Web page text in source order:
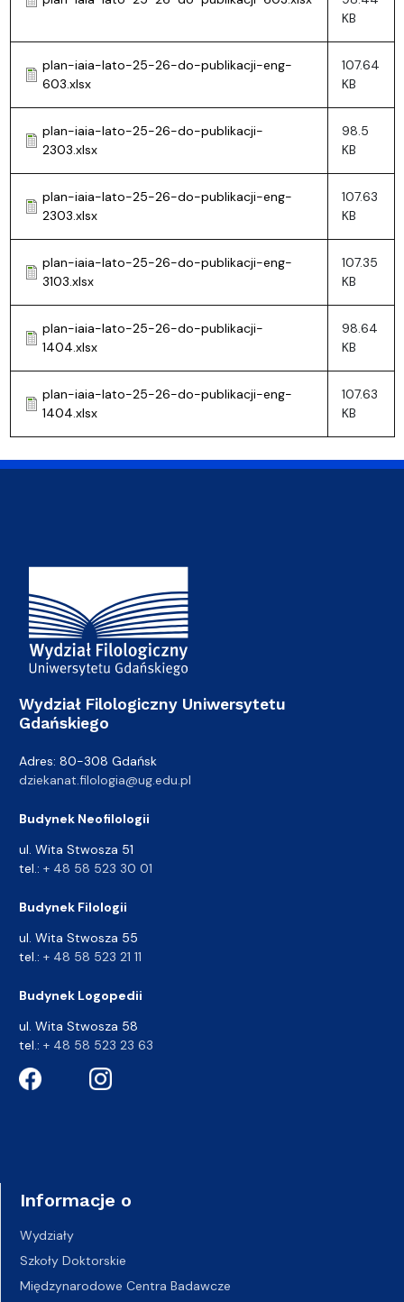
KB
plan-iaia-lato-25-26-do-publikacji-eng-
603.xlsx
107.64
KB
plan-iaia-lato-25-26-do-publikacji-
2303.xlsx
98.5
KB
plan-iaia-lato-25-26-do-publikacji-eng-
2303.xlsx
107.63
KB
plan-iaia-lato-25-26-do-publikacji-eng-
3103.xlsx
107.35
KB
plan-iaia-lato-25-26-do-publikacji-
1404.xlsx
98.64
KB
plan-iaia-lato-25-26-do-publikacji-eng-
1404.xlsx
107.63
KB
Adres Wydziału
Wydział Filologiczny Uniwersytetu
Gdańskiego
Adres: 80-308 Gdańsk
dziekanat.filologia@ug.edu.pl
Budynek Neofilologii
ul. Wita Stwosza 51
tel.: + 48 58 523 30 01
Budynek Filologii
ul. Wita Stwosza 55
tel.: + 48 58 523 21 11
Budynek Logopedii
ul. Wita Stwosza 58
tel.: + 48 58 523 23 63
Informacje o
Wydziały
Szkoły Doktorskie
Międzynarodowe Centra Badawcze